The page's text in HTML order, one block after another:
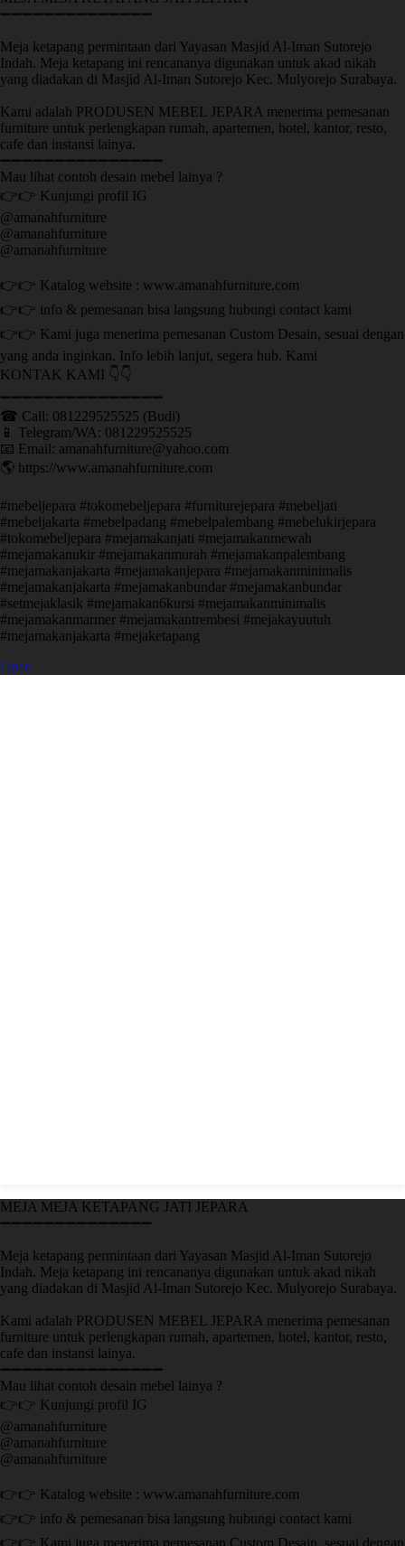
➖➖➖➖➖➖➖➖➖➖➖➖➖➖
Meja ketapang permintaan dari Yayasan Masjid Al-Iman Sutorejo
Indah. Meja ketapang ini rencananya digunakan untuk akad nikah
yang diadakan di Masjid Al-Iman Sutorejo Kec. Mulyorejo Surabaya.
Kami adalah PRODUSEN MEBEL JEPARA menerima pemesanan
furniture untuk perlengkapan rumah, apartemen, hotel, kantor, resto,
cafe dan instansi lainya.
➖➖➖➖➖➖➖➖➖➖➖➖➖➖➖
Mau lihat contoh desain mebel lainya ?
👉👉 Kunjungi profil IG
@amanahfurniture
@amanahfurniture
@amanahfurniture
👉👉 Katalog website : www.amanahfurniture.com
👉👉 info & pemesanan bisa langsung hubungi contact kami
👉👉 Kami juga menerima pemesanan Custom Desain, sesuai dengan
yang anda inginkan. Info lebih lanjut, segera hub. Kami
KONTAK KAMI 👇👇
➖➖➖➖➖➖➖➖➖➖➖➖➖➖➖ ㅤ
☎ Call: 081229525525 (Budi)
📱 Telegram/WA: 081229525525
📧 Email: amanahfurniture@yahoo.com
🌎 https://www.amanahfurniture.com
#mebeljepara #tokomebeljepara #furniturejepara #mebeljati
#mebeljakarta #mebelpadang #mebelpalembang #mebelukirjepara
#tokomebeljepara #mejamakanjati #mejamakanmewah
#mejamakanukir #mejamakanmurah #mejamakanpalembang
#mejamakanjakarta #mejamakanjepara #mejamakanminimalis
#mejamakanjakarta #mejamakanbundar #mejamakanbundar
#setmejaklasik #mejamakan6kursi #mejamakanminimalis
#mejamakanmarmer #mejamakantrembesi #mejakayuutuh
#mejamakanjakarta #mejaketapang
Open
MEJA MEJA KETAPANG JATI JEPARA
➖➖➖➖➖➖➖➖➖➖➖➖➖➖
Meja ketapang permintaan dari Yayasan Masjid Al-Iman Sutorejo
Indah. Meja ketapang ini rencananya digunakan untuk akad nikah
yang diadakan di Masjid Al-Iman Sutorejo Kec. Mulyorejo Surabaya.
Kami adalah PRODUSEN MEBEL JEPARA menerima pemesanan
furniture untuk perlengkapan rumah, apartemen, hotel, kantor, resto,
cafe dan instansi lainya.
➖➖➖➖➖➖➖➖➖➖➖➖➖➖➖
Mau lihat contoh desain mebel lainya ?
👉👉 Kunjungi profil IG
@amanahfurniture
@amanahfurniture
@amanahfurniture
👉👉 Katalog website : www.amanahfurniture.com
👉👉 info & pemesanan bisa langsung hubungi contact kami